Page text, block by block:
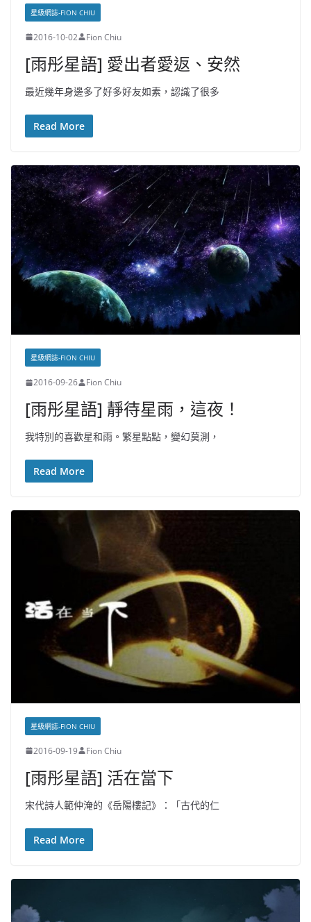
星級網誌-FION CHIU
2016-10-02 Fion Chiu
[雨彤星語] 愛出者愛返、安然
最近幾年身邊多了好多好友如素，認識了很多
Read More
星級網誌-FION CHIU
2016-09-26 Fion Chiu
[雨彤星語] 靜待星雨，這夜！
我特別的喜歡星和雨。繁星點點，變幻莫測，
Read More
星級網誌-FION CHIU
2016-09-19 Fion Chiu
[雨彤星語] 活在當下
宋代詩人範仲淹的《岳陽樓記》：「古代的仁
Read More